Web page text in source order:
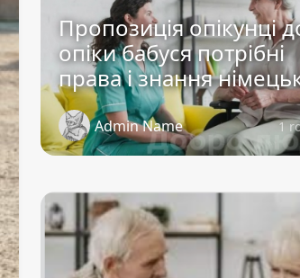
Пропозиція опікунці
опіки бабуся потрібні
права і знання
Admin Name 1